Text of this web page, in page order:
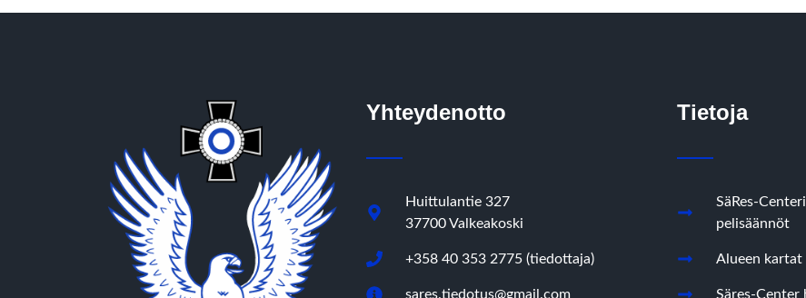
Yhteydenotto
Huittulantie 327
37700 Valkeakoski
+358 40 353 2775 (tiedottaja)
sares.tiedotus@gmail.com
Tietoja
SäRes-
pelisäännöt
Alueen kartat
Säres-Center